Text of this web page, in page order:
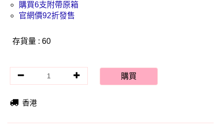
購買6支附帶原箱
官網價92折發售
存貨量 : 60
購買
香港